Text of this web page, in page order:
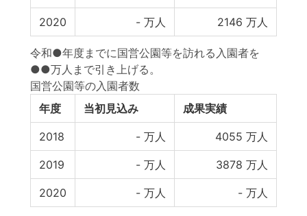
2020 - 万人 2146 万人
令和●年度までに国営公園等を訪れる入園者を
●●万人まで引き上げる。
国営公園等の入園者数
年度
当初見込み 成果実績
2018 - 万人 4055 万人
2019 - 万人 3878 万人
2020 - 万人 - 万人